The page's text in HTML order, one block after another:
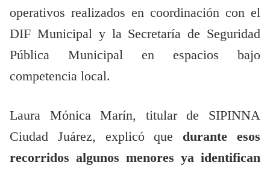
operativos realizados en coordinación con el
DIF Municipal y la Secretaría de Seguridad
Pública Municipal en espacios bajo
competencia local.
Laura Mónica Marín, titular de SIPINNA
Ciudad Juárez, explicó que durante esos
recorridos algunos menores ya identifican